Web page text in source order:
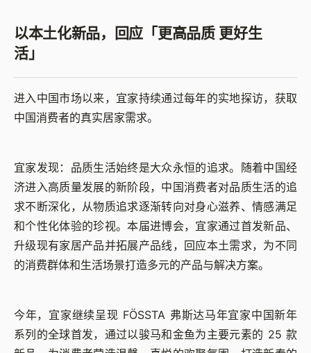
以本土化新品，回应「更高品质 更好生
活」
进入中国市场以来，宜家持续通过每年的实地探访，获取
中国消费者的真实居家需求。
宜家发现：品质生活始终是大众永恒的追求。随着中国经
济进入高质量发展的新阶段，中国消费者对品质生活的追
求不断深化，从物质追求逐渐转向对身心滋养、情感满足
和个性化体验的珍视。本届进博会，宜家通过首发新品、
升级现有家居产品并拓展产品线，回应本土需求，为不同
的消费群体和生活场景打造多元的产品与解决方案。
今年，宜家继续呈现 FÖSSTA 弗斯达马年宜家中国新年
系列的全球首发，通过以骏马和金鱼为主要元素的 25 款